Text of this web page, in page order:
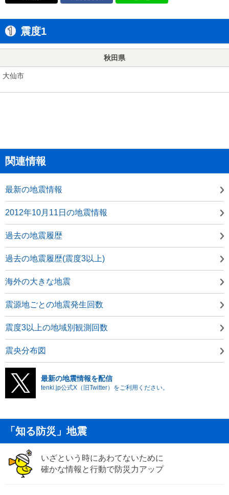
震度1
秋田県
大仙市
関連情報
最新の地震情報
2012年10月11日の地震情報
過去の地震履歴
過去の地震履歴(震度3以上)
海外の大きな地震
震源地ごとの地震発生回数
震度3以上の地域別観測回数
震央分布図
最新の地震情報を配信
tenki.jp公式X（旧Twitter）をご利用ください。
「知る防災」地震
いざという時にあわてないために
確かな情報と行動で防災力アップ